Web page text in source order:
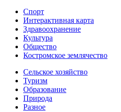
Спорт
Интерактивная карта
Здравоохранение
Культура
Общество
Костромское землячество
Сельское хозяйство
Туризм
Образование
Природа
Разное